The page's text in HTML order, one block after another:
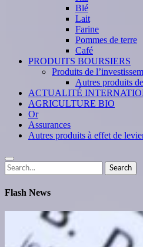
Blé
Lait
Farine
Pommes de terre
Café
PRODUITS BOURSIERS
Produits de
Autres produits
ACTUALITÉ
AGRICULTURE BIO
Or
Assurances
Autres produits à effet de
Search
for:
Search
Flash News